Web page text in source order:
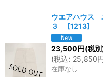
ウエアハウス
３
[1213]
23,500円(税
(税込: 25,850
在庫なし